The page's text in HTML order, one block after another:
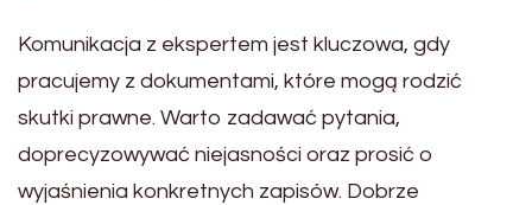
Komunikacja z ekspertem jest kluczowa, gdy
pracujemy z dokumentami, które mogą rodzić
skutki prawne. Warto zadawać pytania,
doprecyzowywać niejasności oraz prosić o
wyjaśnienia konkretnych zapisów. Dobrze